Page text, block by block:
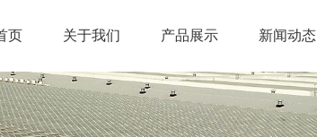
页 关于我们 产品展示 新闻动态